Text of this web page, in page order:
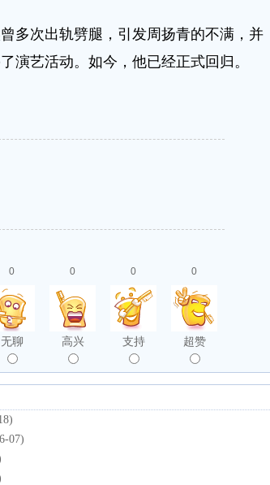
次出轨劈腿，引发周扬青的不满，并
演艺活动。如今，他已经正式回归。
0
无聊
0
高兴
0
支持
0
超赞
07)